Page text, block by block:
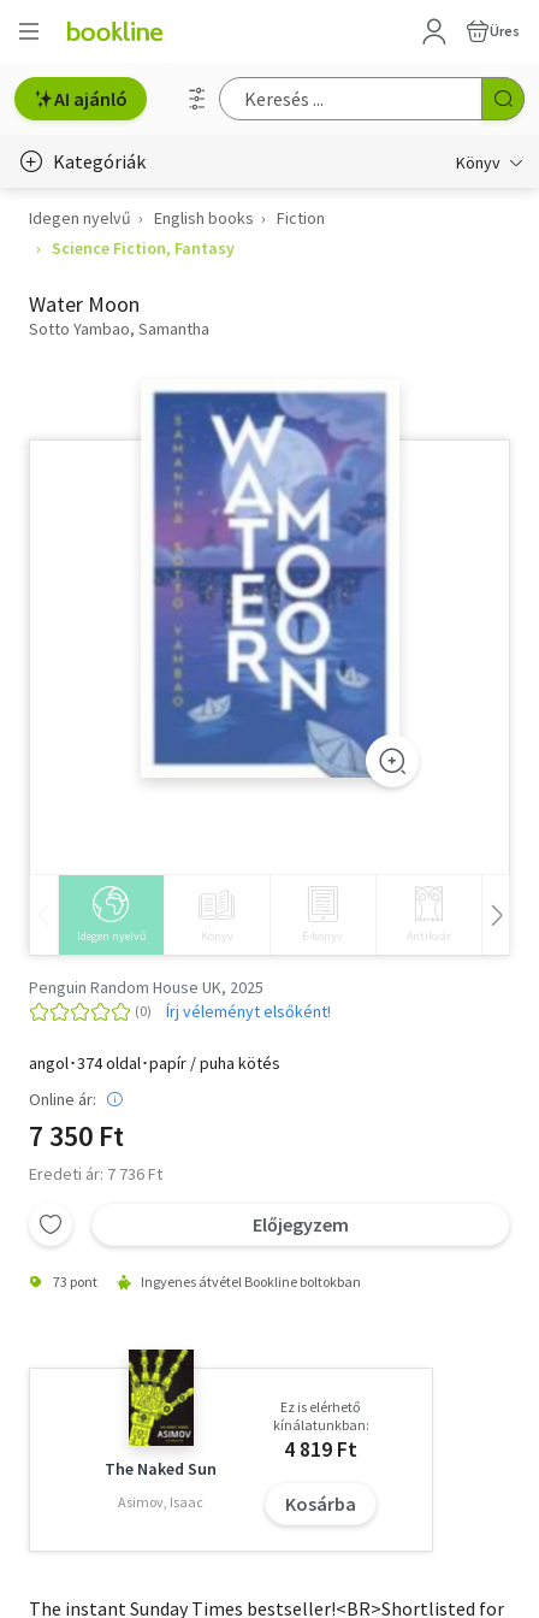
Üres
AI ajánló
Kategóriák Könyv
Életmód, egészség
Gyermek- és ifjúsági
Szótár, nyelvkönyv
Tankönyv, segédkönyv
Társadalomtudomány
Idegen nyelvű English books
Fiction
Science Fiction, Fantasy
Water Moon
Sotto Yambao, Samantha
Idegen nyelvű Könyv E-könyv Antikvár
Penguin Random House UK, 2025
Írj véleményt elsőként!
angol･374 oldal･papír / puha kötés
Online ár:
7 350 Ft
Eredeti ár: 7 736 Ft
Előjegyzem
73 pont Ingyenes átvétel Bookline boltokban
The Naked Sun
Asimov, Isaac
Ez is elérhető
kínálatunkban:
4 819 Ft
Kosárba
The instant Sunday Times bestseller!<BR>Shortlisted for